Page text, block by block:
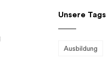
Unsere Tags
Ausbildung